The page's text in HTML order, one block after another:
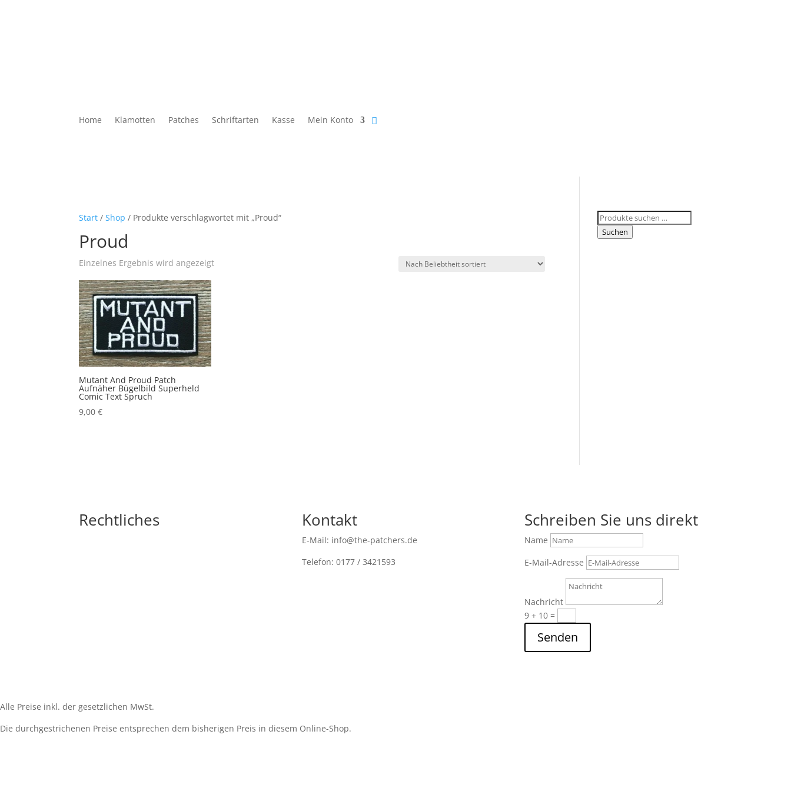
Home Klamotten Patches Schriftarten Kasse Mein Konto
Start /Shop / Produkte verschlagwortet mit „Proud“
Proud
Einzelnes Ergebnis wird angezeigt
Mutant And Proud Patch
Aufnäher Bügelbild Superheld
Comic Text Spruch
9,00€
Suchen
nach:
Suchen
Rechtliches Kontakt
E-Mail: info@the-patchers.de
Telefon: 0177 / 3421593
Schreiben Sie uns direkt
Name
E-Mail-Adresse
Nachricht
9 + 10=
Senden
Alle Preise inkl. der gesetzlichen MwSt.
Die durchgestrichenen Preise entsprechen dem bisherigen Preis in diesem Online-Shop.